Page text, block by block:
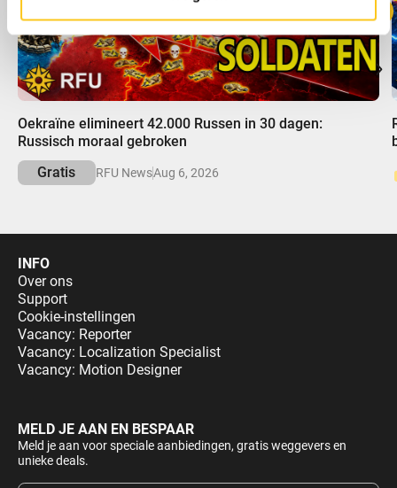
Oekraïne elimineert 42.000 Russen in 30 dagen:
Russisch moraal gebroken
Gratis
RFU NewsAug 6, 2026
INFO
Over ons
Support
Cookie-instellingen
Vacancy: Reporter
Vacancy: Localization Specialist
Vacancy: Motion Designer
MELD JE AAN EN BESPAAR
Meld je aan voor speciale aanbiedingen, gratis weggevers en
unieke deals.